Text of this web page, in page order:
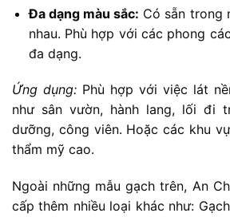
Đa dạng màu sắc: Có sẵn trong
nhau. Phù hợp với các phong
đa dạng.
Ứng dụng: Phù hợp với việc lát
như sân vườn, hành lang, lối đi
dưỡng, công viên. Hoặc các khu
thẩm mỹ cao.
Ngoài những mẫu gạch trên, An
cấp thêm nhiều loại khác như: